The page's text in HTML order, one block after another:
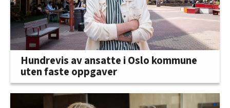
Hundrevis av ansatte i Oslo kommune
uten faste oppgaver